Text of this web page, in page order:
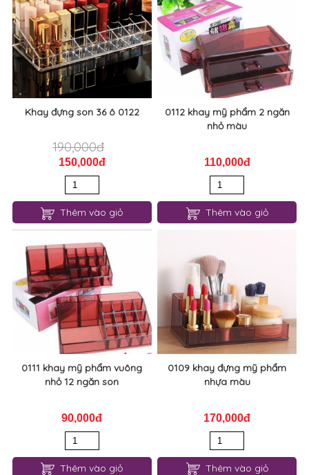
Khay đựng son 36 ô 0122
190,000đ
150,000đ
Thêm vào giỏ
0112 khay mỹ phẩm 2 ngăn
nhỏ màu
110,000đ
Thêm vào giỏ
0111 khay mỹ phẩm vuông
nhỏ 12 ngăn son
90,000đ
Thêm vào giỏ
0109 khay đựng mỹ phẩm
nhựa màu
170,000đ
Thêm vào giỏ